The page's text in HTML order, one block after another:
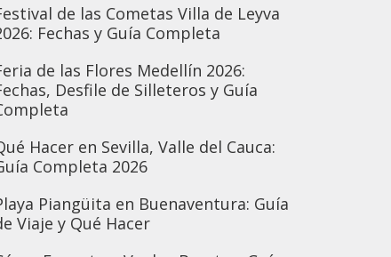
de las Cometas Villa de Leyva
Fechas y Guía Completa
de las Flores Medellín 2026:
Desfile de Silleteros y Guía
Hacer en Sevilla, Valle del Cauca:
Completa 2026
Piangüita en Buenaventura: Guía
Viaje y Qué Hacer